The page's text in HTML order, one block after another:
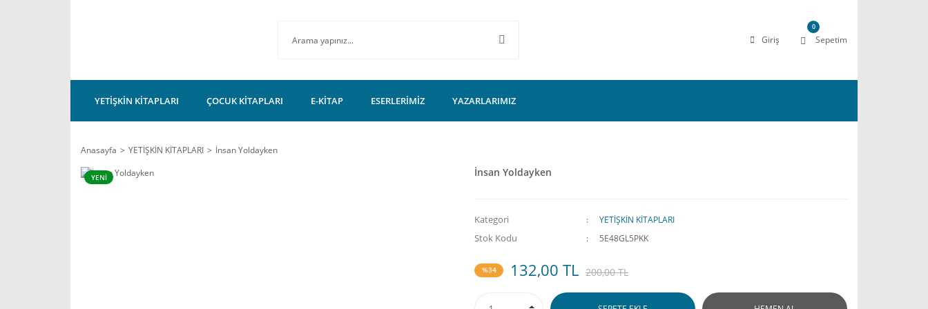
Giriş Sepetim
0
YETİŞKİN KİTAPLARI ÇOCUK KİTAPLARI E-KİTAP ESERLERİMİZ YAZARLARIMIZ
Anasayfa YETİŞKİN KİTAPLARI İnsan Yoldayken
YENİ İnsan Yoldayken
Kategori YETİŞKİN KİTAPLARI
Stok Kodu 5E48GL5PKK
%34 132,00 TL 200,00 TL